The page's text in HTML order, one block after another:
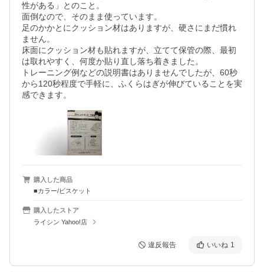
性がある」とのこと。
面倒なので、そのまま使っています。
足のかかとにクッション材はありますが、硬さにまだ慣れ
ません。
床面にクッション材も貼れますが、立てて保管の際、最初
は取れやすく、何度か貼り直し落ち着きました。
トレーニング例などの説明書はありませんでしたが、60秒
から120秒程度で手軽に、ふくらはぎが伸びていることを実
感できます。
購入した商品
■カラー/ビスケット
購入したストア
ライシン Yahoo!店
違反報告 いいね 1